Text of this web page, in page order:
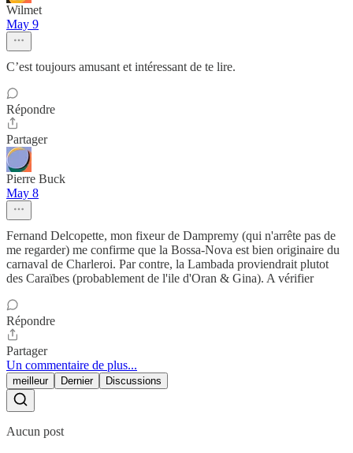
Wilmet
May 9
C’est toujours amusant et intéressant de te lire.
Répondre
Partager
Pierre Buck
May 8
Fernand Delcopette, mon fixeur de Dampremy (qui n'arrête pas de
me regarder) me confirme que la Bossa-Nova est bien originaire du
carnaval de Charleroi. Par contre, la Lambada proviendrait plutot
des Caraïbes (probablement de l'ile d'Oran & Gina). A vérifier
Répondre
Partager
Un commentaire de plus...
meilleur Dernier Discussions
Aucun post